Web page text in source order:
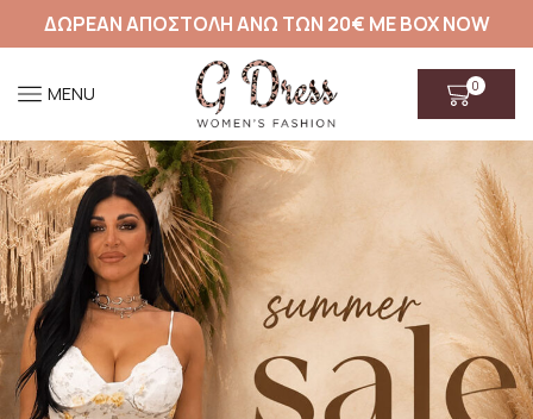
ΔΩΡΕΑΝ ΑΠΟΣΤΟΛΗ ΑΝΩ ΤΩΝ 20€ ΜΕ BOX NOW
MENU 0